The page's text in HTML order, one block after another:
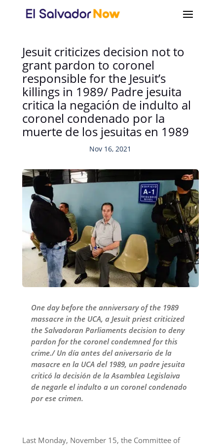
Jesuit criticizes decision not to
grant pardon to coronel
responsible for the Jesuit’s
killings in 1989/ Padre jesuita
critica la negación de indulto al
coronel condenado por la
muerte de los jesuitas en 1989
Nov 16, 2021
One day before the anniversary of the 1989
massacre in the UCA, a Jesuit priest criticized
the Salvadoran Parliaments decision to deny
pardon for the coronel condemned for this
crime./ Un día antes del aniversario de la
masacre en la UCA del 1989, un padre jesuita
criticó la decisión de la Asamblea Legislaiva
de negarle el indulto a un coronel condenado
por ese crimen.
Last Monday, November 15, the Committee of